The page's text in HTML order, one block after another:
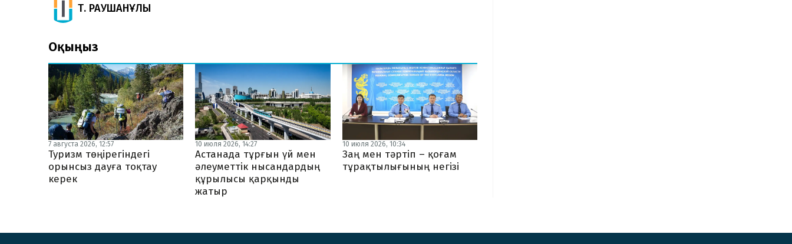
Т. РАУШАНҰЛЫ
Оқыңыз
7 августа 2026, 12:57
Туризм төңірегіндегі
орынсыз дауға тоқтау
керек
10 июля 2026, 14:27
Астанада тұрғын үй мен
әлеуметтік нысандардың
құрылысы қарқынды
жатыр
10 июля 2026, 10:34
Заң мен тәртіп – қоғам
тұрақтылығының негізі